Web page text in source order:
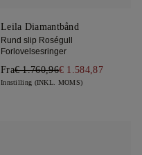
Leila Diamantbånd
Rund slip Roségull
Forlovelsesringer
Fra€ 1.760,96€ 1.584,87
Innstilling (INKL. MOMS)